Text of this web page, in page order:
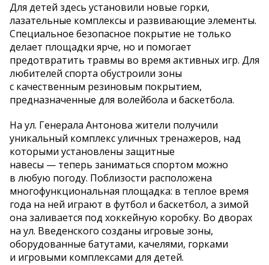
Для детей здесь установили новые горки,
лазательные комплексы и развивающие элементы.
Специальное безопасное покрытие не только
делает площадки ярче, но и помогает
предотвратить травмы во время активных игр. Для
любителей спорта обустроили зоны
с качественным резиновым покрытием,
предназначенные для волейбола и баскетбола.
На ул. Генерала Антонова жители получили
уникальный комплекс уличных тренажеров, над
которыми установлены защитные
навесы — теперь заниматься спортом можно
в любую погоду. Поблизости расположена
многофункциональная площадка: в теплое время
года на ней играют в футбол и баскетбол, а зимой
она заливается под хоккейную коробку. Во дворах
на ул. Введенского созданы игровые зоны,
оборудованные батутами, качелями, горками
и игровыми комплексами для детей.